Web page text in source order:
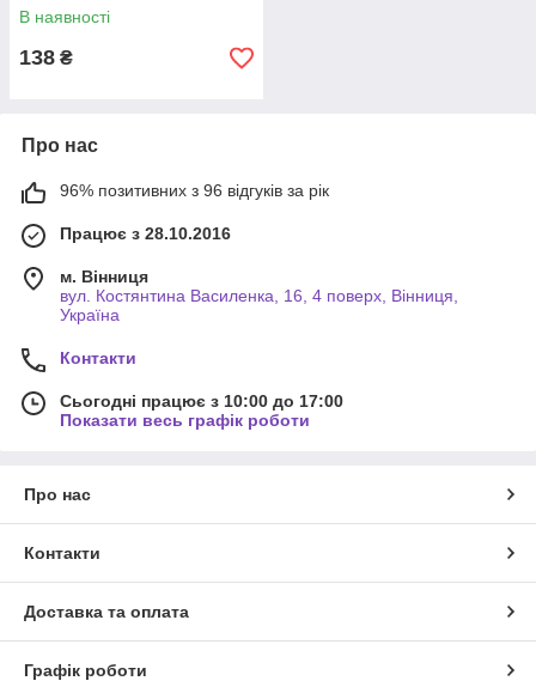
В наявності
138 ₴
Про нас
96% позитивних з 96 відгуків за рік
Працює з 28.10.2016
м. Вінниця
вул. Костянтина Василенка, 16, 4 поверх, Вінниця,
Україна
Контакти
Сьогодні працює з 10:00 до 17:00
Показати весь графік роботи
Про нас
Контакти
Доставка та оплата
Графік роботи